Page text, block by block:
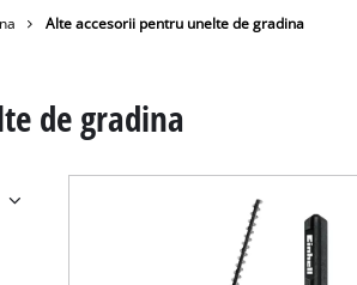
Alte accesorii pentru unelte de gradina
de gradina